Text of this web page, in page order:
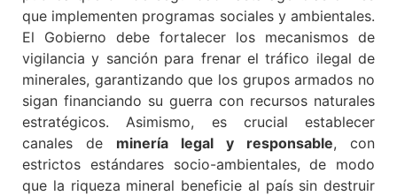
que implementen programas sociales y ambientales.
El Gobierno debe fortalecer los mecanismos de
vigilancia y sanción para frenar el tráfico ilegal de
minerales, garantizando que los grupos armados no
sigan financiando su guerra con recursos naturales
estratégicos. Asimismo, es crucial establecer
canales de minería legal y responsable, con
estrictos estándares socio-ambientales, de modo
que la riqueza mineral beneficie al país sin destruir